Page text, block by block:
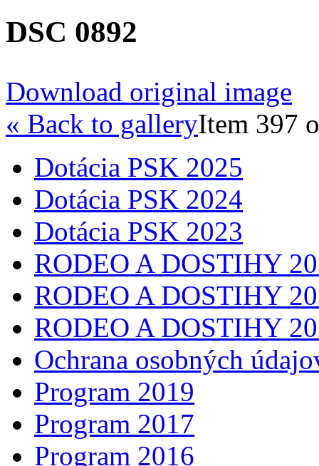
DSC 0892
Download original image
« Back to galleryItem 397
Dotácia PSK 2025
Dotácia PSK 2024
Dotácia PSK 2023
RODEO A DOSTIHY
RODEO A DOSTIHY
RODEO A DOSTIHY
Ochrana osobných
Program 2019
Program 2017
Program 2016